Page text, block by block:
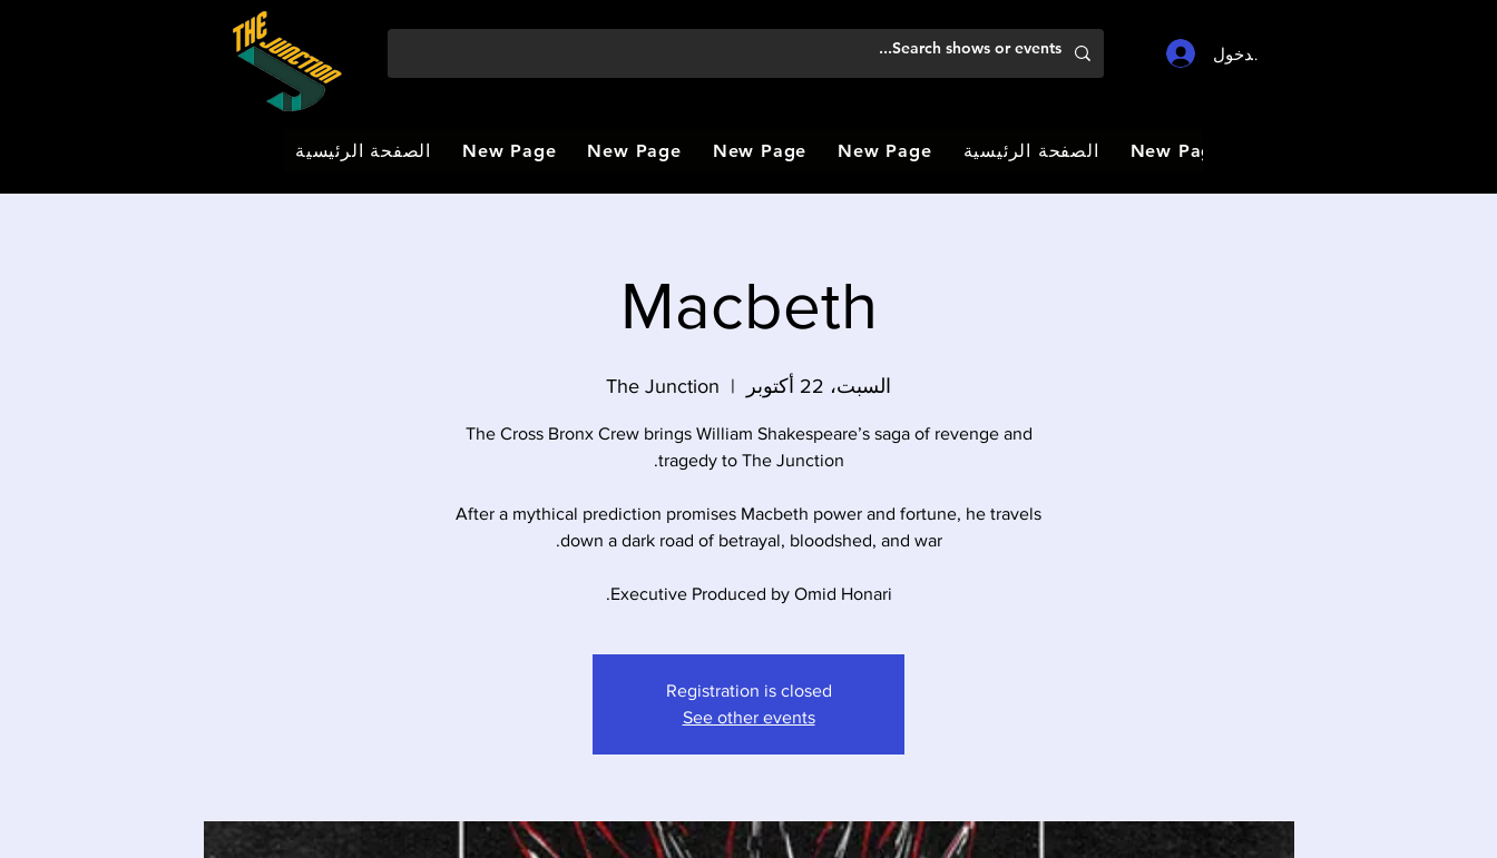
تسجيل الدخول
الصفحة الرئيسية New Page New Page New Page New Page الصفحة الرئيسية New Page
Macbeth
السبت، 22 أكتوبر
  |
The Junction
The Cross Bronx Crew brings William Shakespeare’s saga of revenge and
After a mythical prediction promises Macbeth power and fortune, he travels
Executive Produced by Omid Honari.
Registration is closed
See other events